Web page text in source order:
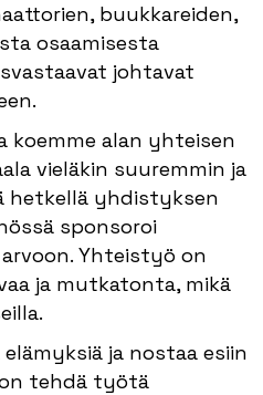
buukkareiden,
osaamisesta
johtavat
koemme alan yhteisen
vieläkin suuremmin ja
hetkellä yhdistyksen
sponsoroi
Yhteistyö on
ja mutkatonta, mikä
ja nostaa esiin
tehdä työtä